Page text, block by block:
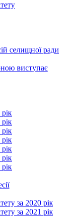
селищної ради
виступає
за 2020 рік
за 2021 рік